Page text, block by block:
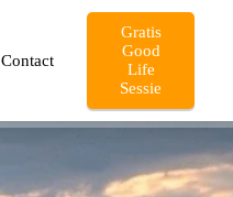
Contact
Gratis
Good
Life
Sessie